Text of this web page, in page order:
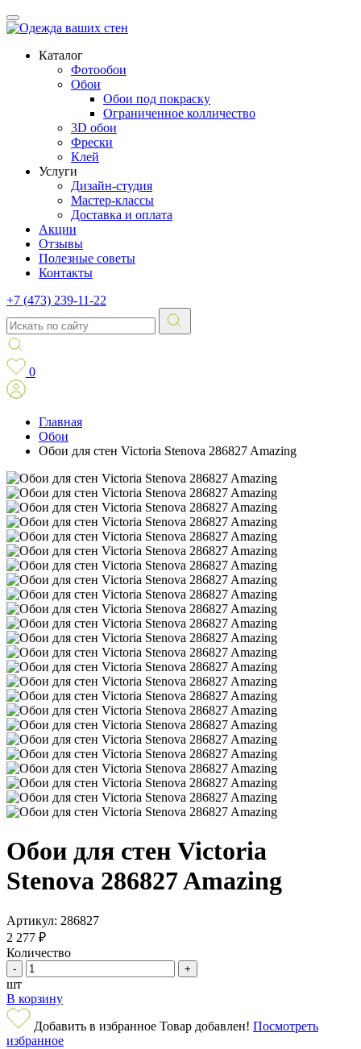
Каталог
Фотообои
Обои
Обои под покраску
Ограниченное колличество
3D обои
Фрески
Клей
Услуги
Дизайн-студия
Мастер-классы
Доставка и оплата
Акции
Отзывы
Полезные советы
Контакты
+7 (473) 239-11-22
0
Главная
Обои
Обои для стен Victoria Stenova 286827 Amazing
Обои для стен Victoria
Stenova 286827 Amazing
Артикул: 286827
2 277 ₽
Количество
- +
шт
В корзину
Добавить в избранное Товар добавлен! Посмотреть
избранное